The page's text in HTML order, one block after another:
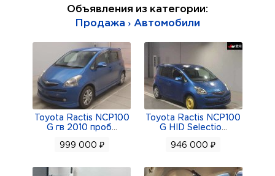
Компактный минивэн Тойота Ractis 2-е
фары (во всех комплектациях они оснащены
светодиодными дневными ходовыми огнями) и
задние комбинированные фонари. Новая
решетка радиатора теперь с полной
хромированной рамкой в трехмерном стиле, по
современных технологий, а также опциональной
Объявления из категории:
Продажа › Автомобили
Toyota Ractis NCP100
G гв 2010 проб
999 000 ₽
Toyota Ractis NCP100
G HID Selectio
946 000 ₽